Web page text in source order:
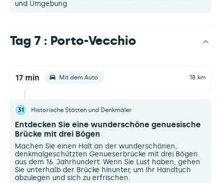
und Umgebung
Tag 7 : Porto-Vecchio
17 min Mit dem Auto 18 km
31 Historische Stätten und Denkmäler
Entdecken Sie eine wunderschöne genuesische
Brücke mit drei Bögen
Machen Sie einen Halt an der wunderschönen,
denkmalgeschützten Genueserbrücke mit drei Bögen
aus dem 16. Jahrhundert. Wenn Sie Lust haben, gehen
Sie unterhalb der Brücke hinunter, um Ihr Handtuch
abzulegen und sich zu erfrischen.